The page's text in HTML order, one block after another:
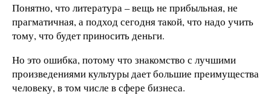
Понятно, что литература – вещь не прибыльная, не
прагматичная, а подход сегодня такой, что надо учить
тому, что будет приносить деньги.
Но это ошибка, потому что знакомство с лучшими
произведениями культуры дает большие преимущества
человеку, в том числе в сфере бизнеса.